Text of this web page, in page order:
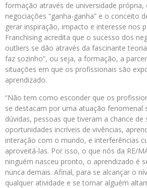
formação através de universidade própria,
negociações “ganha-ganha” e o conceito
gerar inspiração, impacto e interesse nos
Franchising acredita que o sucesso dos
outliers se dão através da fascinante
faz sozinho”, ou seja, a formação, a
situações em que os profissionais são
aprendizado.
“Não tem como esconder que os
se destacam por uma atuação fenomenal
dúvidas, pessoas que tiveram a chance de
oportunidades incríveis de vivências,
interação com o mundo, e interferências
aproveitá-las. Por isso, o que nós da RE/
ninguém nasceu pronto, o aprendizado é
nunca demais. Afinal, para se alcançar o
qualquer atividade e se tornar alguém